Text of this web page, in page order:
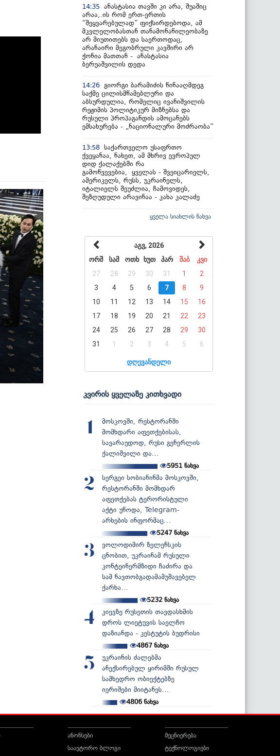
14:35 ანასტასია თავში კი არა, შუაშიც
არაა,.ის რომ ერთ-ერთის
“შეყვარებულად” ფიქსირდებოდა, ამ
მკვლელობასთან თანამონაწილეობაზე
არ მიუთითებს და საერთოდაც,
არანაირი მეგობრული კავშირი არ
ქონია მათთან - ანასტასია
ბერუაშვილის დედა
14:26 გიორგი ბარამიძის წინააღმდეგ
საქმე ცილისმწამებლური და
აბსურდულია, რომელიც ივანიშვილის
რეჟიმის პოლიტიკურ მიზნებსა და
რუსული პროპაგანდის ამოცანებს
ემსახურება - „ნაციონალური მოძრაობა”
13:58 საქართველო უსაფრთო
ქვეყანაა, ნახეთ, ამ მხრივ ევროპულ
დიდ ქალაქებში რა
გამოწვევებია, ყველას - შვეიცარიელს,
ამერიკელს, რუსს, უკრაინელს,
იტალიელს შეუძლია, ჩამოვიდეს,
შეზღუდული არავინაა - კახა კალაძე
ყველა სიახლის ნახვა
აგვ, 2026
ორშ
სამ ოთხ ხუთ პარ შაბ
კვი
27
28 29 30 31 1
2
3
4 5 6 7 8
9
10
11 12 13 14 15
16
17
18 19 20 21 22
23
24
25 26 27 28 29
30
31
1 2 3 4 5 6
დღევანდელი
კვირის ყველაზე კითხვადი
1
მოსკოვში, რესტორანში
მომხდარი აფეთქებისას,
სავარაუდოდ, რუსი გენერლის
ქალიშვილი და...
5951 ნახვა
2
სერგეი სობიანინმა მოსკოვში,
რესტორანში მომხდარ
აფეთქებას ტერორისტული
აქტი უწოდა, Telegram-
არხების ინფორმაც...
5247 ნახვა
3
ვოლოდიმირ ზელენსკის
ცნობით, უკრაინამ რუსული
კონტეინერმზიდი ჩაძირა და
სამ ნავთობგადამამუშავებელ
ქარხა...
5232ნახვა
4
კიევზე რუსეთის თავდასხმის
დროს ლიეტუვის საელჩო
დაზიანდა - კესტუტის ბუდრისი
4867ნახვა
5
უკრაინის ძალებმა
ანექსირებულ ყირიმში რუსულ
სამხედრო ობიექტებზე
იერიშები მიიტანეს...
4806ნახვა
ანონსები
საავტორო ბლოგი
მეცნიერება
ტექნოლოგიები